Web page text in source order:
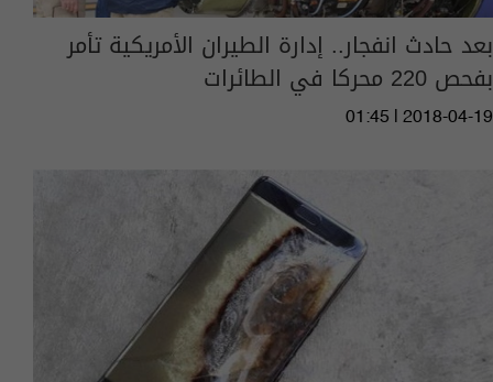
بعد حادث انفجار.. إدارة الطيران الأمريكية تأمر
بفحص 220 محركا في الطائرات
01:45 | 2018-04-19